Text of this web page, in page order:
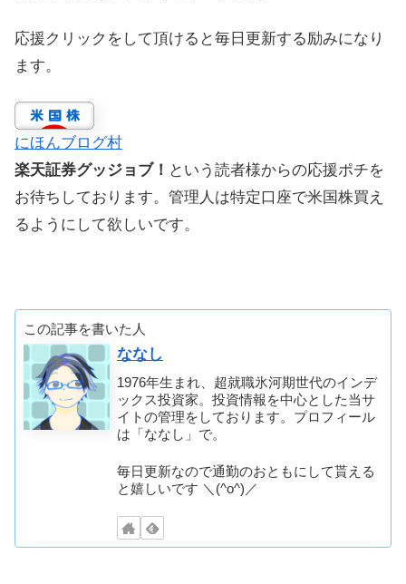
応援クリックをして頂けると毎日更新する励みになり
ます。
にほんブログ村
楽天証券グッジョブ！ という読者様からの応援ポチを
お待ちしております。管理人は特定口座で米国株買え
るようにして欲しいです。
この記事を書いた人
ななし
1976年生まれ、超就職氷河期世代のインデ
ックス投資家。投資情報を中心とした当サ
イトの管理をしております。プロフィール
は「ななし」で。
毎日更新なので通勤のおともにして貰える
と嬉しいです ＼(^o^)／